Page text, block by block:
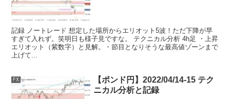
記録 ノートレード 想定した場所からエリオット5波！ただ下降が早
すぎて入れず。笑明日も様子見ですな。 テクニカル分析 4h足 ・上昇
エリオット（紫数字）と見解。・節目となりそうな最高値ゾーンまで
上げて...
FX
【ポンド円】2022/04/14-15 テク
ニカル分析と記録